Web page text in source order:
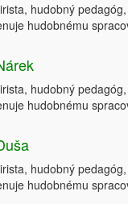
hudobný
hudobnému
hudobný
hudobnému
hudobný
hudobnému